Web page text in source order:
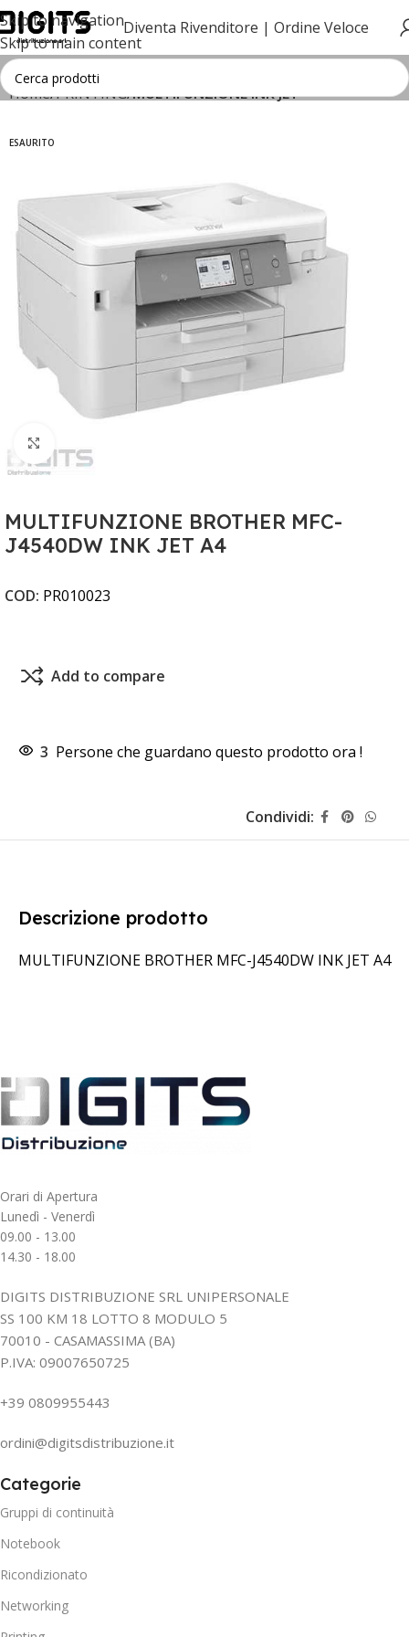
Skip to navigation
Skip to main content
Diventa Rivenditore | Ordine Veloce
Home PRINTING MULTIFUNZIONE INK JET
ESAURITO
MULTIFUNZIONE BROTHER MFC-
J4540DW INK JET A4
COD: PR010023
Add to compare
3 Persone che guardano questo prodotto ora !
Condividi:
Descrizione prodotto
MULTIFUNZIONE BROTHER MFC-J4540DW INK JET A4
Orari di Apertura
Lunedì - Venerdì
09.00 - 13.00
14.30 - 18.00
DIGITS DISTRIBUZIONE SRL UNIPERSONALE
SS 100 KM 18 LOTTO 8 MODULO 5
70010 - CASAMASSIMA (BA)
P.IVA: 09007650725
+39 0809955443
ordini@digitsdistribuzione.it
Categorie
Gruppi di continuità
Notebook
Ricondizionato
Networking